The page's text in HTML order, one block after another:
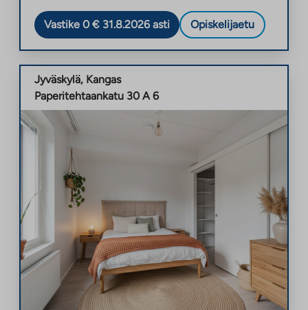
Vastike 0 € 31.8.2026 asti Opiskelijaetu
Jyväskylä, Kangas
Paperitehtaankatu 30 A 6